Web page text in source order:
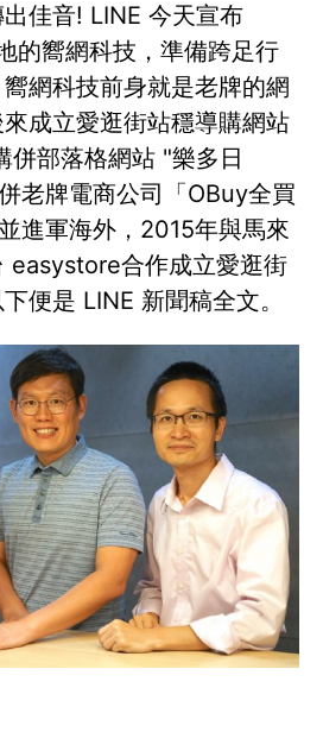
佳音! LINE 今天宣布
的嚮網科技，準備跨足行
網科技前身就是老牌的網
成立愛逛街站穩導購網站
併部落格網站 "樂多日
老牌電商公司「OBuy全買
進軍海外，2015年與馬來
easystore合作成立愛逛街
便是 LINE 新聞稿全文。